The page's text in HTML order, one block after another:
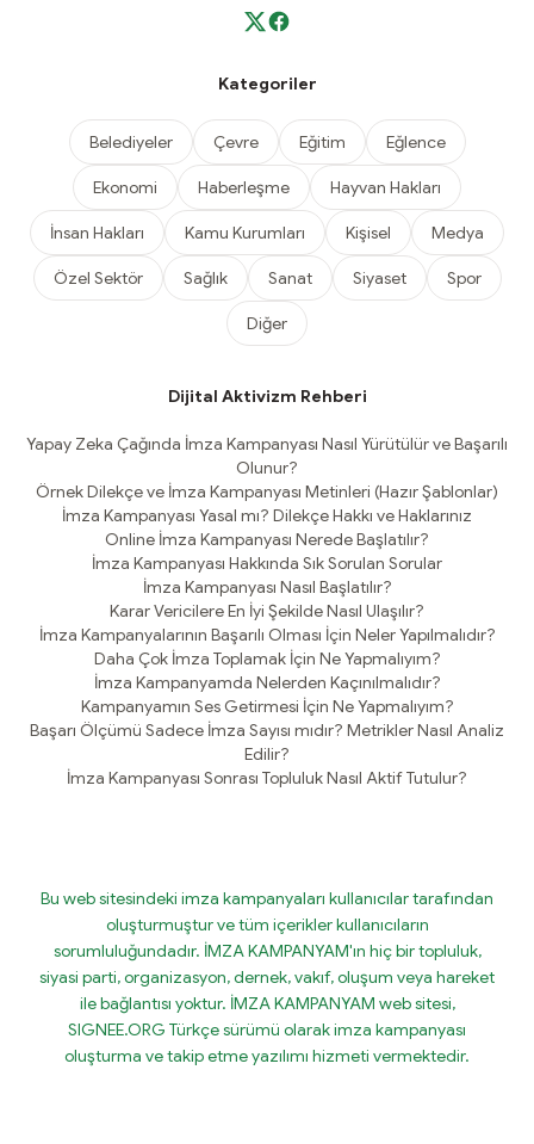
Kategoriler
Belediyeler Çevre Eğitim Eğlence
Ekonomi Haberleşme Hayvan Hakları
İnsan Hakları Kamu Kurumları Kişisel Medya
Özel Sektör Sağlık Sanat Siyaset Spor
Diğer
Dijital Aktivizm Rehberi
Yapay Zeka Çağında İmza Kampanyası Nasıl Yürütülür ve Başarılı
Olunur?
Örnek Dilekçe ve İmza Kampanyası Metinleri (Hazır Şablonlar)
İmza Kampanyası Yasal mı? Dilekçe Hakkı ve Haklarınız
Online İmza Kampanyası Nerede Başlatılır?
İmza Kampanyası Hakkında Sık Sorulan Sorular
İmza Kampanyası Nasıl Başlatılır?
Karar Vericilere En İyi Şekilde Nasıl Ulaşılır?
İmza Kampanyalarının Başarılı Olması İçin Neler Yapılmalıdır?
Daha Çok İmza Toplamak İçin Ne Yapmalıyım?
İmza Kampanyamda Nelerden Kaçınılmalıdır?
Kampanyamın Ses Getirmesi İçin Ne Yapmalıyım?
Başarı Ölçümü Sadece İmza Sayısı mıdır? Metrikler Nasıl Analiz
Edilir?
İmza Kampanyası Sonrası Topluluk Nasıl Aktif Tutulur?
Bu web sitesindeki imza kampanyaları kullanıcılar tarafından
oluşturmuştur ve tüm içerikler kullanıcıların
sorumluluğundadır. İMZA KAMPANYAM'ın hiç bir topluluk,
siyasi parti, organizasyon, dernek, vakıf, oluşum veya hareket
ile bağlantısı yoktur. İMZA KAMPANYAM web sitesi,
SIGNEE.ORG Türkçe sürümü olarak imza kampanyası
oluşturma ve takip etme yazılımı hizmeti vermektedir.